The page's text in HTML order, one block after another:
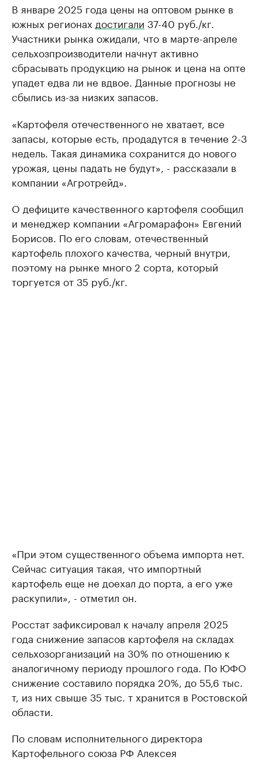
В январе 2025 года цены на оптовом рынке в
южных регионах достигали 37-40 руб./кг.
Участники рынка ожидали, что в марте-апреле
сельхозпроизводители начнут активно
сбрасывать продукцию на рынок и цена на опте
упадет едва ли не вдвое. Данные прогнозы не
сбылись из-за низких запасов.
«Картофеля отечественного не хватает, все
запасы, которые есть, продадутся в течение 2-3
недель. Такая динамика сохранится до нового
урожая, цены падать не будут», - рассказали в
компании «Агротрейд».
О дефиците качественного картофеля сообщил
и менеджер компании «Агромарафон» Евгений
Борисов. По его словам, отечественный
картофель плохого качества, черный внутри,
поэтому на рынке много 2 сорта, который
торгуется от 35 руб./кг.
«При этом существенного объема импорта нет.
Сейчас ситуация такая, что импортный
картофель еще не доехал до порта, а его уже
раскупили», - отметил он.
Росстат зафиксировал к началу апреля 2025
года снижение запасов картофеля на складах
сельхозорганизаций на 30% по отношению к
аналогичному периоду прошлого года. По ЮФО
снижение составило порядка 20%, до 55,6 тыс.
т, из них свыше 35 тыс. т хранится в Ростовской
области.
По словам исполнительного директора
Картофельного союза РФ Алексея